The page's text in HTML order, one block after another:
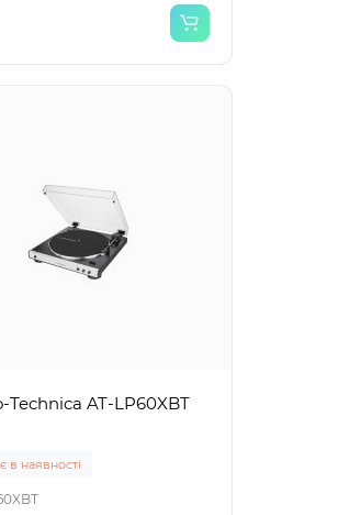
Technica AT-LP60XBT
в наявності